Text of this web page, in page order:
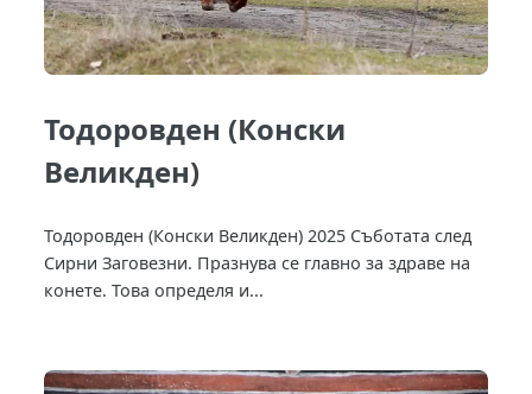
Тодоровден (Конски
Великден)
Тодоровден (Конски Великден) 2025 Съботата след
Сирни Заговезни. Празнува се главно за здраве на
конете. Това определя и...